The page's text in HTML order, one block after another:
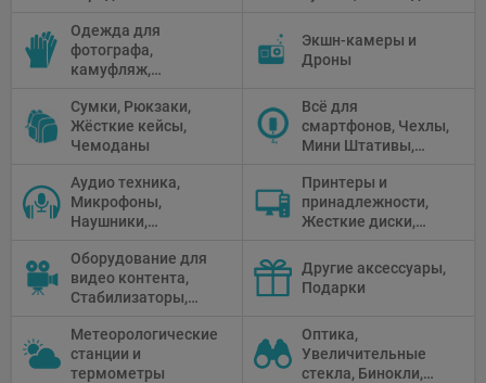
питания, Солнечные
панели
камеры
Одежда для
фотографа,
камуфляж,
Экшн-камеры и
Дроны
Сумки, Рюкзаки,
Жёсткие кейсы,
Чемоданы
Всё для
смартфонов, Чехлы,
Мини Штативы,
Аудио техника,
Микрофоны,
Наушники,
микшеры, Кабели и
адаптеры
Принтеры и
принадлежности,
Жесткие диски,
Проекторы,
Графические
Планшеты, Бумага
Оборудование для
видео контента,
Стабилизаторы,
Мониторы,
Профессиональное
видео
Другие аксессуары,
Подарки
Метеорологические
станции и
термометры
Оптика,
Увеличительные
стекла, Бинокли,